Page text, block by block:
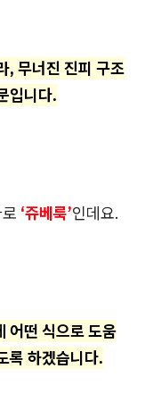
, 무너진 진피 구조
입니다.
‘쥬베룩’인데요.
어떤 식으로 도움
록 하겠습니다.